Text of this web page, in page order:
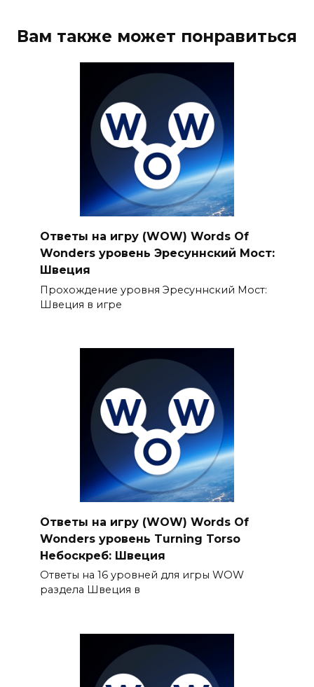
Вам также может понравиться
Ответы на игру (WOW) Words Of
Wonders уровень Эресуннский Мост:
Швеция
Прохождение уровня Эресуннский Мост:
Швеция в игре
Ответы на игру (WOW) Words Of
Wonders уровень Turning Torso
Небоскреб: Швеция
Ответы на 16 уровней для игры WOW
раздела Швеция в